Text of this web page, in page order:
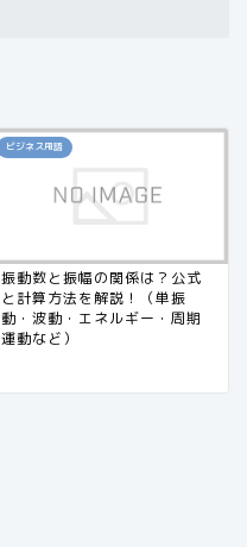
ビジネス用語
振動数と振幅の関係は？公式
と計算方法を解説！（単振
動・波動・エネルギー・周期
運動など）